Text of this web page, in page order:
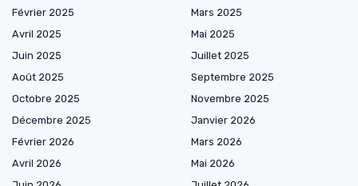
Février 2025
Mars 2025
Avril 2025
Mai 2025
Juin 2025
Juillet 2025
Août 2025
Septembre 2025
Octobre 2025
Novembre 2025
Décembre 2025
Janvier 2026
Février 2026
Mars 2026
Avril 2026
Mai 2026